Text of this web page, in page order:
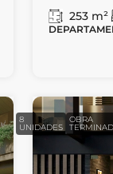
253 m²
8
UNIDADES
OBRA